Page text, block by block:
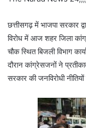
छत्तीसगढ़ में भाजपा सरकार
विरोध में आज शहर जिला
चौक स्थित बिजली विभाग
दौरान कांग्रेसजनों ने
सरकार की जनविरोधी